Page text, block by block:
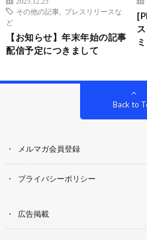
その他の記事
プレスリリースな
ど
【お知らせ】年末年始の記事
配信予定につきまして
Back to
メルマガ会員登録
プライバシーポリシー
広告掲載